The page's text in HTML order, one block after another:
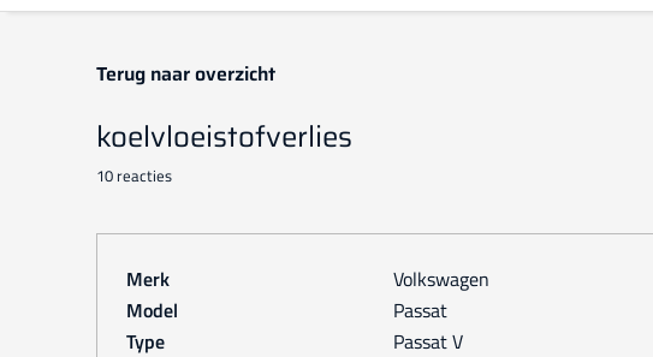
Terug naar overzicht
koelvloeistofverlies
10 reacties
Merk
Volkswagen
Model
Passat
Type
Passat V